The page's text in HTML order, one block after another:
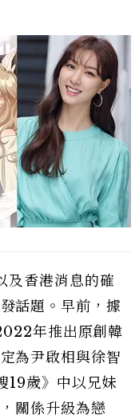
及香港消息的確
話題。早前，據
年推出原創韓
為尹啟相與徐智
19歲》中以兄妹
關係升級為戀